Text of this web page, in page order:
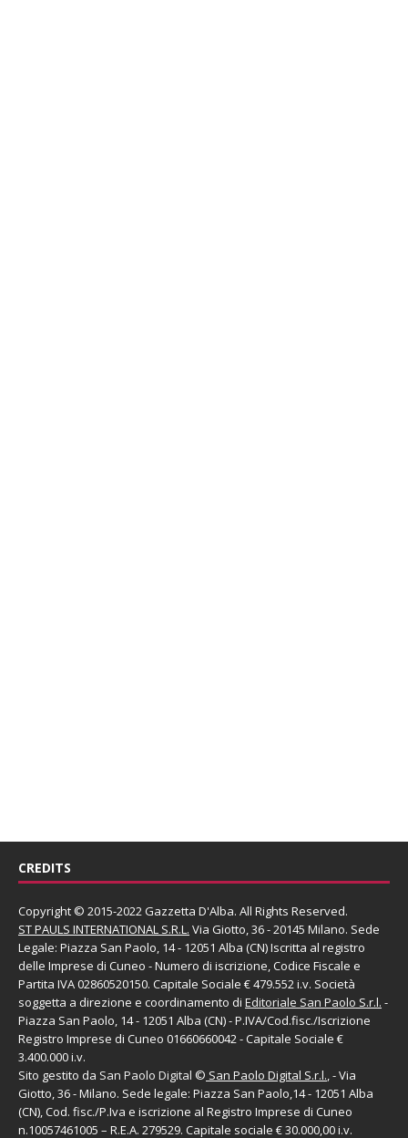
CREDITS
Copyright © 2015-2022 Gazzetta D'Alba. All Rights Reserved.
ST PAULS INTERNATIONAL S.R.L. Via Giotto, 36 - 20145 Milano. Sede
Legale: Piazza San Paolo, 14 - 12051 Alba (CN) Iscritta al registro
delle Imprese di Cuneo - Numero di iscrizione, Codice Fiscale e
Partita IVA 02860520150. Capitale Sociale € 479.552 i.v. Società
soggetta a direzione e coordinamento di Editoriale San Paolo S.r.l. -
Piazza San Paolo, 14 - 12051 Alba (CN) - P.IVA/Cod.fisc./Iscrizione
Registro Imprese di Cuneo 01660660042 - Capitale Sociale €
3.400.000 i.v.
Sito gestito da San Paolo Digital © San Paolo Digital S.r.l., - Via
Giotto, 36 - Milano. Sede legale: Piazza San Paolo,14 - 12051 Alba
(CN), Cod. fisc./P.Iva e iscrizione al Registro Imprese di Cuneo
n.10057461005 – R.E.A. 279529. Capitale sociale € 30.000,00 i.v.